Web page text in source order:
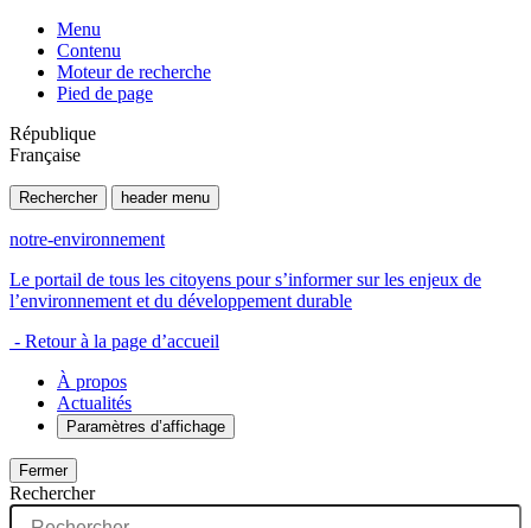
Menu
Contenu
Moteur de recherche
Pied de page
République
Française
Rechercher header menu
notre-environnement
Le portail de tous les citoyens pour s’informer sur les enjeux de
l’environnement et du développement durable
- Retour à la page d’accueil
À propos
Actualités
Paramètres d’affichage
Fermer
Rechercher